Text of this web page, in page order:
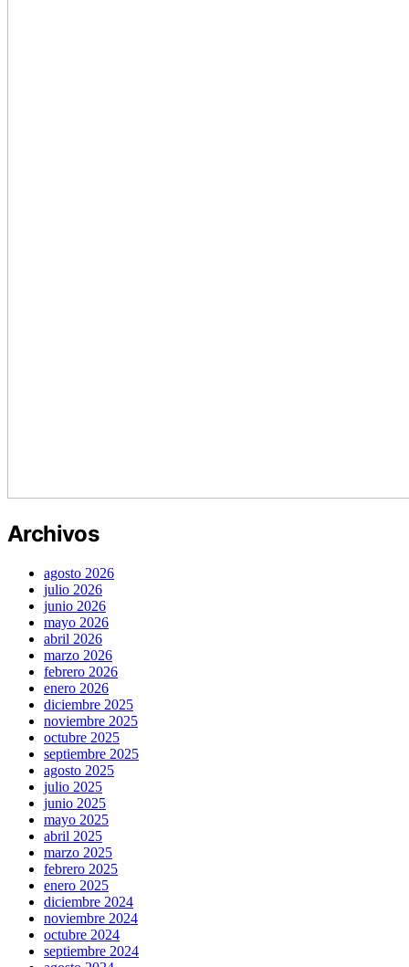
Archivos
agosto 2026
julio 2026
junio 2026
mayo 2026
abril 2026
marzo 2026
febrero 2026
enero 2026
diciembre 2025
noviembre 2025
octubre 2025
septiembre 2025
agosto 2025
julio 2025
junio 2025
mayo 2025
abril 2025
marzo 2025
febrero 2025
enero 2025
diciembre 2024
noviembre 2024
octubre 2024
septiembre 2024